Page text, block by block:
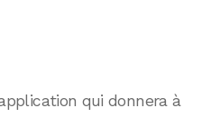
qui donnera à